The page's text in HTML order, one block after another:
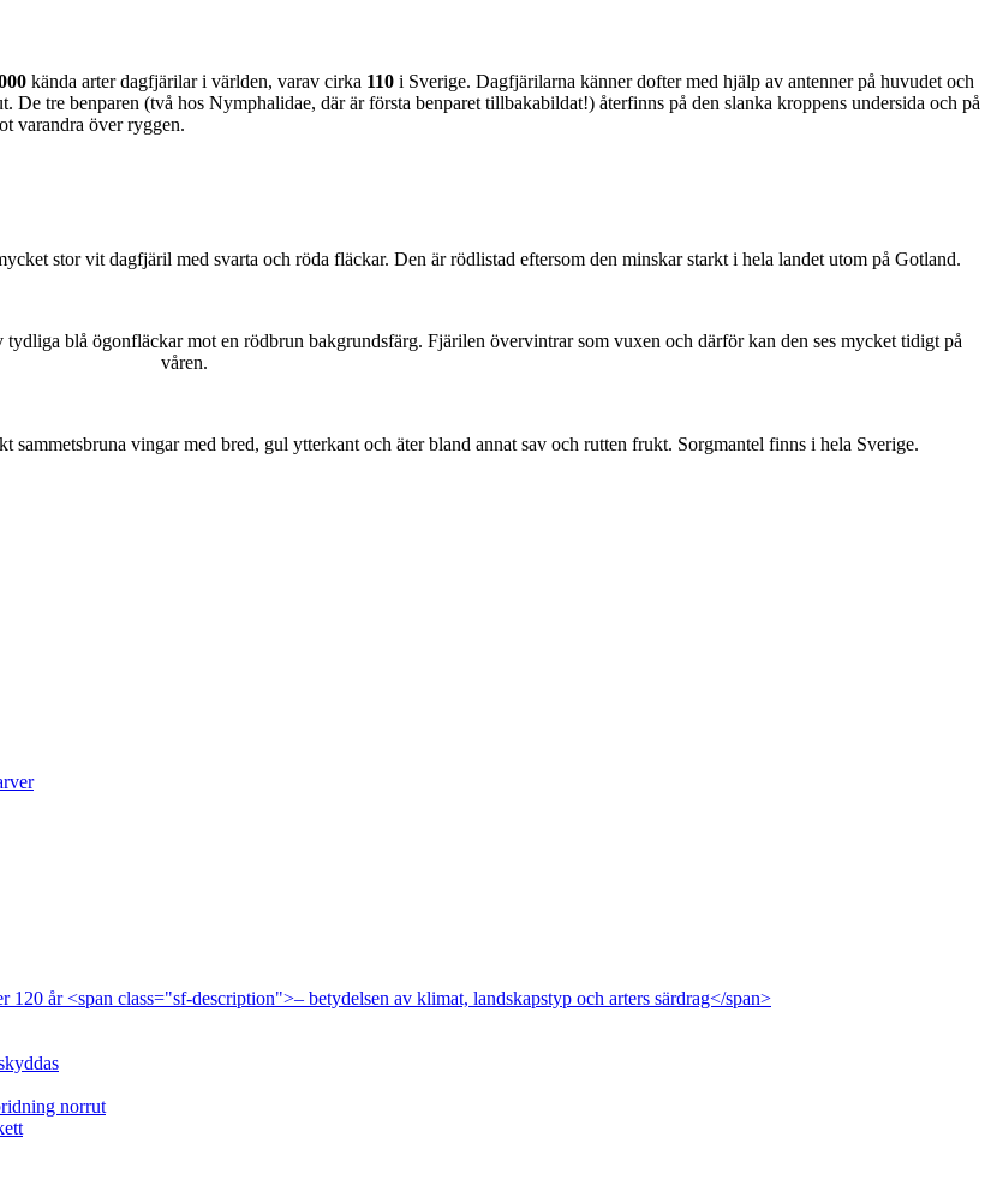
kända arter dagfjärilar i världen, varav cirka 110 i Sverige. Dagfjärilarna känner dofter med hjälp av antenner på huvudet och
De tre benparen (två hos Nymphalidae, där är första benparet tillbakabildat!) återfinns på den slanka kroppens undersida och på
varandra över ryggen.
stor vit dagfjäril med svarta och röda fläckar. Den är rödlistad eftersom den minskar starkt i hela landet utom på Gotland.
blå ögonfläckar mot en rödbrun bakgrundsfärg. Fjärilen övervintrar som vuxen och därför kan den ses mycket tidigt på
våren.
vingar med bred, gul ytterkant och äter bland annat sav och rutten frukt. Sorgmantel finns i hela Sverige.
år <span class="sf-description">– betydelsen av klimat, landskapstyp och arters särdrag</span>
norrut